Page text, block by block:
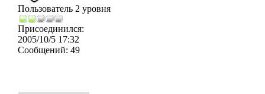
Пользователь 2 уровня
Присоединился:
2005/10/5 17:32
Сообщений: 49